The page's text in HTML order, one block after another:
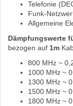
Telefonie
Funk-
Allgemeine
Dämpfungswerte
bezogen auf 1m
800 MHz ~
1000 MHz ~
1300 MHz ~
1500 MHz ~
1800 MHz ~